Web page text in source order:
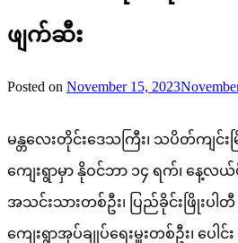
ဖျက်ဆီး
Posted on November 15, 2023
မန္တလေးတိုင်းဒေသကြီး၊ သပိတ်ကျင်
ကျေးရွာမှာ နိုဝင်ဘာ ၁၄ ရက်၊ နေ့
အသင်းသားတစ်ဦး၊ ပြည်ခိုင်းဖြိုးပါတီ
ကျေးရွာအုပ်ချုပ်ရေးမှူးတစ်ဦး၊ ပေါ